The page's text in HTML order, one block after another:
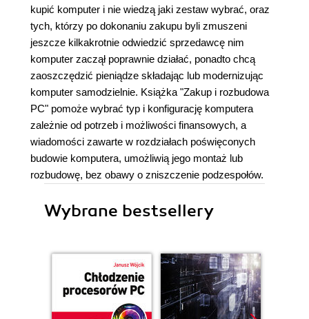
kupić komputer i nie wiedzą jaki zestaw wybrać, oraz
tych, którzy po dokonaniu zakupu byli zmuszeni
jeszcze kilkakrotnie odwiedzić sprzedawcę nim
komputer zaczął poprawnie działać, ponadto chcą
zaoszczędzić pieniądze składając lub modernizując
komputer samodzielnie. Książka "Zakup i rozbudowa
PC" pomoże wybrać typ i konfigurację komputera
zależnie od potrzeb i możliwości finansowych, a
wiadomości zawarte w rozdziałach poświęconych
budowie komputera, umożliwią jego montaż lub
rozbudowę, bez obawy o zniszczenie podzespołów.
Wybrane bestsellery